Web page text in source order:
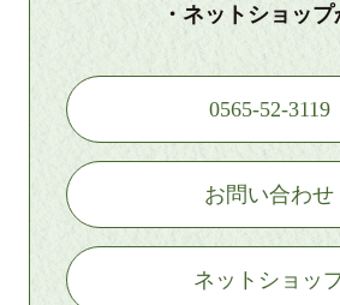
・ネットショップ
0565-52-3119
お問い合わせ
ネットショッ